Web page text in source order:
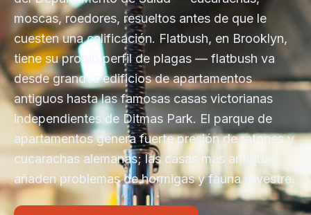
moscas, roedores, resueltos antes de que le
cuesten una calificación. Flatbush, en Brooklyn,
tiene su propio perfil de plagas — flatbush va
desde grandes edificios de apartamentos
antiguos hasta las famosas casas victorianas
independientes de Ditmas Park. El parque de
apartamentos genera fuerte presión de ratones y
cucarachas alemanas; las casas más antiguas
añaden problemas de hormigas y fauna silvestre.